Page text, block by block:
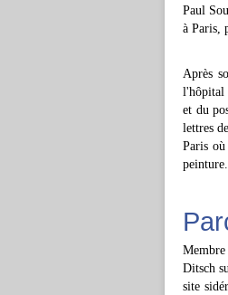
Paul
à Paris,
Après
l'hôpital
et du
lettres
Paris
peinture.
Ditsch
site